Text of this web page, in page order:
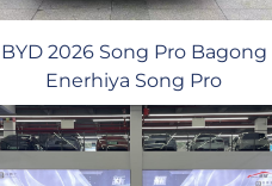
BYD 2026 Song Pro Bagong
Enerhiya Song Pro